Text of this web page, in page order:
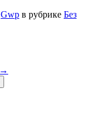
Gwp в рубрике Без
→